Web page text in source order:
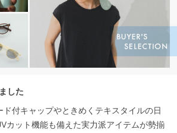
した
付キャップやときめくテキスタイルの日
カット機能も備えた実力派アイテムが勢揃